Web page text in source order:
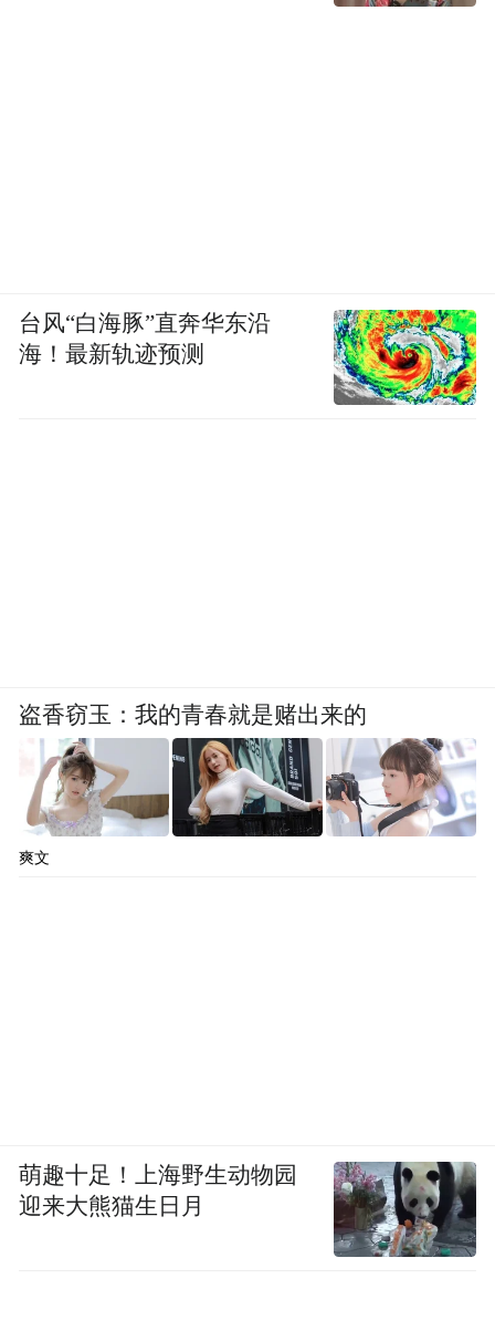
台风“白海豚”直奔华东沿
海！最新轨迹预测
盗香窃玉：我的青春就是赌出来的
爽文
萌趣十足！上海野生动物园
迎来大熊猫生日月